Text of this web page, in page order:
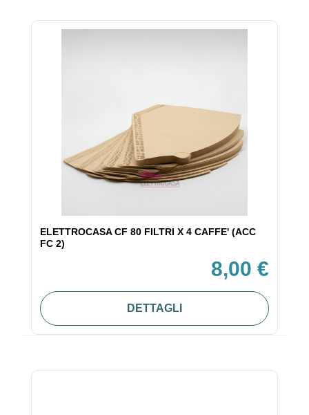
ELETTROCASA CF 80 FILTRI X 4 CAFFE' (ACC
FC 2)
8,00 €
DETTAGLI